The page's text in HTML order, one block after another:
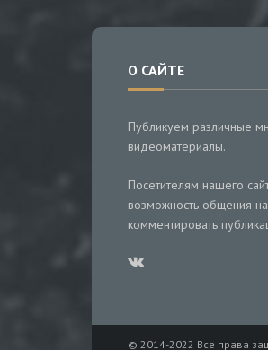
О САЙТЕ
Публикуем различные
видеоматериалы.
Посетителям нашего
возможность общения
комментировать
© 2014-2022 Все права